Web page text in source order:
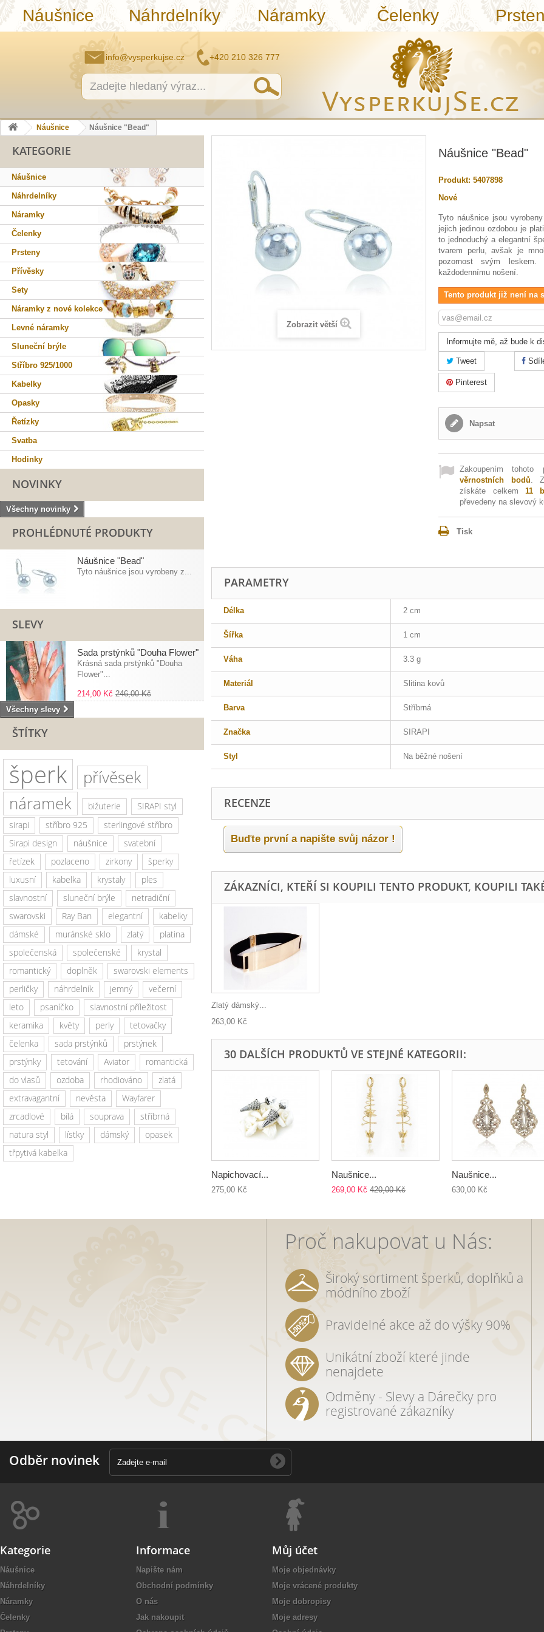
Náušnice Náhrdelníky Náramky Čelenky
info@vysperkujse.cz +420 210 326 777
Náušnice Náušnice "Bead"
KATEGORIE
Náušnice
Náhrdelníky
Náramky
Čelenky
Prsteny
Přívěsky
Sety
Náramky z nové kolekce
Levné náramky
Sluneční brýle
Stříbro 925/1000
Kabelky
Opasky
Řetízky
Svatba
Hodinky
NOVINKY
Všechny novinky
PROHLÉDNUTÉ PRODUKTY
Náušnice "Bead"
Tyto náušnice jsou vyrobeny z...
SLEVY
Sada prstýnků "Douha Flower"
Krásná sada prstýnků "Douha
Flower"...
214,00 Kč 246,00 Kč
Všechny slevy
ŠTÍTKY
šperk
přívěsek
náramek
bižuterie
SIRAPI styl
sirapi
stříbro 925
sterlingové stříbro
Sirapi design
náušnice
svatební
řetízek
pozlaceno zirkony
šperky
luxusní
kabelka krystaly
ples
slavnostní
sluneční brýle
netradiční
swarovski
Ray Ban elegantní
kabelky
dámské
muránské sklo zlatý
platina
společenská
společenské
krystal
romantický
doplněk
swarovski elements
perličky
náhrdelník jemný
večerní
leto
psaníčko
slavnostní příležitost
keramika
květy perly
tetovačky
čelenka
sada prstýnků
prstýnek
prstýnky
tetování Aviator
romantická
do vlasů
ozdoba rhodiováno
zlatá
extravagantní
nevěsta
Wayfarer
zrcadlové
bílá souprava
stříbrná
natura styl
lístky dámský
opasek
třpytivá kabelka
Zobrazit větší
Náušnice "Bead"
Produkt: 5407898
Nové
Tyto náušnice jsou
jejich jedinou ozdobou je
to jednoduchý a elegantní
tvarem perlu, avšak je
pozornost svým
každodennímu nošení.
Tento produkt již není na
Informujte mě, až bude k
Tweet
Pinterest
Napsat
Zakoupením
věrnostních bodů.
získáte celkem 11
převedeny na slevový
Tisk
PARAMETRY
Délka 2 cm
Šířka 1 cm
Váha 3.3 g
Materiál Slitina kovů
Barva Stříbrná
Značka SIRAPI
Styl Na běžné nošení
RECENZE
Buďte první a napište svůj názor !
ZÁKAZNÍCI, KTEŘÍ SI KOUPILI TENTO PRODUKT, KOUPILI
Zlatý dámský...
263,00 Kč
30 DALŠÍCH PRODUKTŮ VE STEJNÉ KATEGORII:
Napichovací...
275,00 Kč
Naušnice...
269,00 Kč 420,00 Kč
Naušnice...
630,00 Kč
Proč nakupovat u Nás:
Široký sortiment šperků, doplňků a
módního zboží
Pravidelné akce až do výšky 90%
Unikátní zboží které jinde
nenajdete
Odměny - Slevy a Dárečky pro
registrované zákazníky
Odběr novinek
Kategorie
Náušnice
Náhrdelníky
Náramky
Čelenky
Informace
Napište nám
Obchodní podmínky
O nás
Jak nakoupit
Můj účet
Moje objednávky
Moje vrácené produkty
Moje dobropisy
Moje adresy